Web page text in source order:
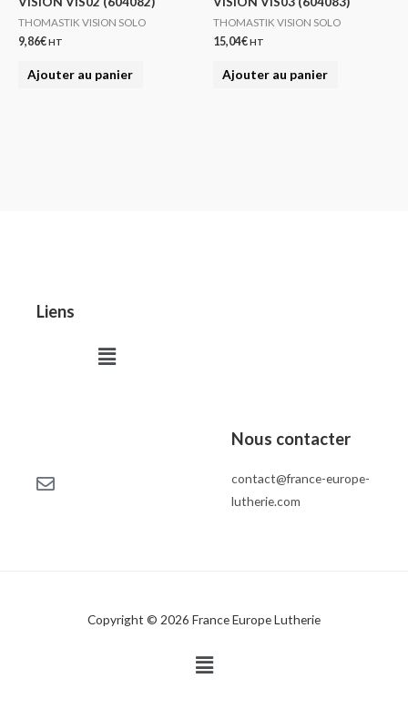
THOMASTIK VISION SOLO
9,86€HT
Ajouter au panier
THOMASTIK VISION SOLO
15,04€HT
Ajouter au panier
Liens
Menu
Nous contacter
contact@france-europe-
lutherie.com
Copyright © 2026 France Europe Lutherie
Menu